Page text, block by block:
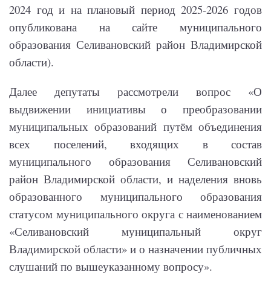
2024 год и на плановый период 2025-2026 годов
опубликована на сайте муниципального
образования Селивановский район Владимирской
области).
Далее депутаты рассмотрели вопрос «О
выдвижении инициативы о преобразовании
муниципальных образований путём объединения
всех поселений, входящих в состав
муниципального образования Селивановский
район Владимирской области, и наделения вновь
образованного муниципального образования
статусом муниципального округа с наименованием
«Селивановский муниципальный округ
Владимирской области» и о назначении публичных
слушаний по вышеуказанному вопросу».